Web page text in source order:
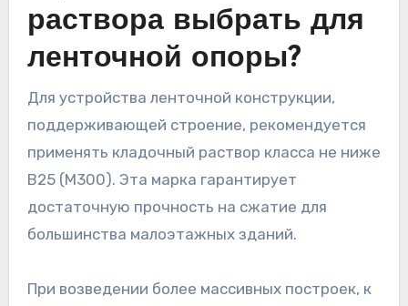
раствора выбрать для
ленточной опоры?
Для устройства ленточной конструкции,
поддерживающей строение, рекомендуется
применять кладочный раствор класса не ниже
B25 (М300). Эта марка гарантирует
достаточную прочность на сжатие для
большинства малоэтажных зданий.
При возведении более массивных построек, к